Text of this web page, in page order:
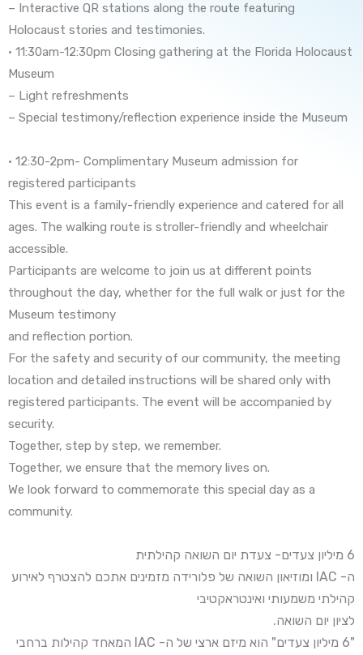
– Interactive QR stations along the route featuring
Holocaust stories and testimonies.
• 11:30am-12:30pm Closing gathering at the Florida Holocaust
Museum
– Light refreshments
– Special testimony/reflection experience inside the Museum
• 12:30-2pm- Complimentary Museum admission for
registered participants
This event is a family-friendly experience and catered for all
ages. The walking route is stroller-friendly and wheelchair
accessible.
Participants are welcome to join us at different points
throughout the day, whether for the full walk or just for the
Museum testimony
and reflection portion.
For the safety and security of our community, the meeting
location and detailed instructions will be shared only with
registered participants. The event will be accompanied by
security.
Together, step by step, we remember.
Together, we ensure that the memory lives on.
We look forward to commemorate this special day as a
community.
6 מיליון צעדים- צעדת יום השואה קהילתית
ה- IAC ומוזיאון השואה של פלורידה מזמינים אתכם להצטרף לאירוע
קהילתי משמעותי ואינטראקטיבי
לציון יום השואה.
"6 מיליון צעדים" הוא מיזם ארצי של ה- IAC המאחד קהילות ברחבי